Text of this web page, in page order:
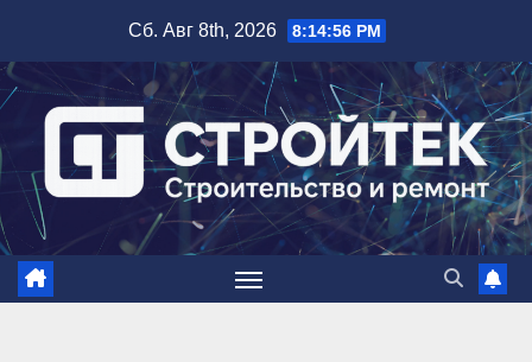
содержимому
Сб. Авг 8th, 2026 8:14:57 PM